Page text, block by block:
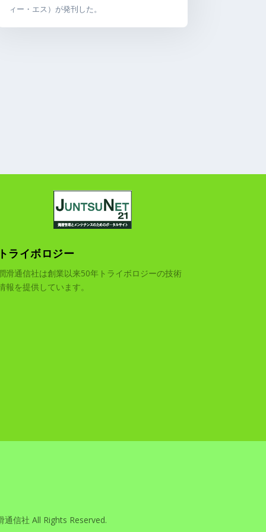
ィー・エス）が発刊した。
ライボロジー
滑通信社は創業以来50年トライボロジーの技術
報を提供しています。
信社 All Rights Reserved.